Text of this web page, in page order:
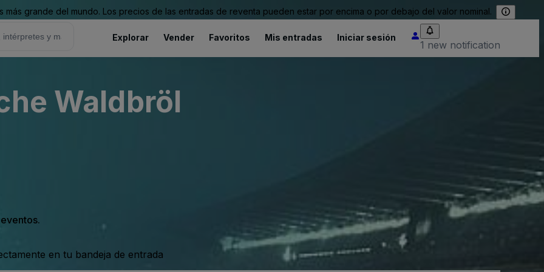
grande del mundo. Los precios de las entradas de reventa pueden estar por encima o por debajo del valor nominal.
Explorar Vender Favoritos Mis entradas Iniciar sesión
1 new notification
Waldbröl
en tu bandeja de entrada